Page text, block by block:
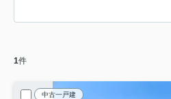
1件
中古一戸建